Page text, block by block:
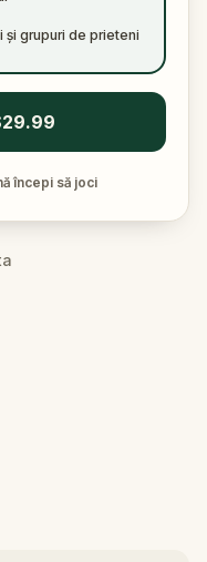
și grupuri de prieteni
începi să joci